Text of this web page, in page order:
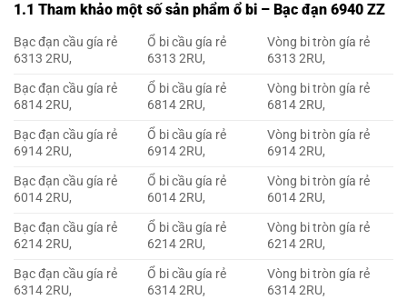
1.1 Tham khảo một số sản phẩm ổ bi – Bạc đạn 6940 ZZ
Bạc đạn cầu gía rẻ
6313 2RU,
Ổ bi cầu gía rẻ
6313 2RU,
Vòng bi tròn gía rẻ
6313 2RU,
Bạc đạn cầu gía rẻ
6814 2RU,
Ổ bi cầu gía rẻ
6814 2RU,
Vòng bi tròn gía rẻ
6814 2RU,
Bạc đạn cầu gía rẻ
6914 2RU,
Ổ bi cầu gía rẻ
6914 2RU,
Vòng bi tròn gía rẻ
6914 2RU,
Bạc đạn cầu gía rẻ
6014 2RU,
Ổ bi cầu gía rẻ
6014 2RU,
Vòng bi tròn gía rẻ
6014 2RU,
Bạc đạn cầu gía rẻ
6214 2RU,
Ổ bi cầu gía rẻ
6214 2RU,
Vòng bi tròn gía rẻ
6214 2RU,
Bạc đạn cầu gía rẻ
6314 2RU,
Ổ bi cầu gía rẻ
6314 2RU,
Vòng bi tròn gía rẻ
6314 2RU,